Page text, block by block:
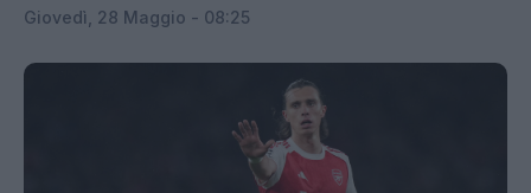
Giovedì, 28 Maggio - 08:25